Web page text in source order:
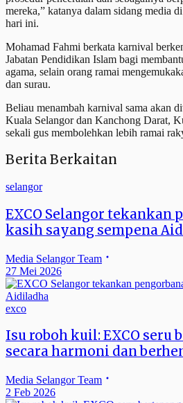
mereka,” katanya dalam sidang media
hari ini.
Mohamad Fahmi berkata karnival
Jabatan Pendidikan Islam bagi
agama, selain orang ramai
dan surau.
Beliau menambah karnival sama akan
Kuala Selangor dan Kanchong Darat,
sekali gus membolehkan lebih ramai
Berita Berkaitan
selangor
EXCO Selangor tekankan
kasih sayang sempena
Media Selangor Team
27 Mei 2026
exco
Isu roboh kuil: EXCO seru
secara harmoni dan
Media Selangor Team
2 Feb 2026